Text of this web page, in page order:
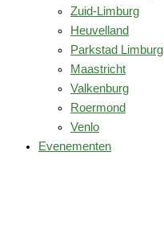
Zuid-Limburg
Heuvelland
Parkstad Limburg
Maastricht
Valkenburg
Roermond
Venlo
Evenementen